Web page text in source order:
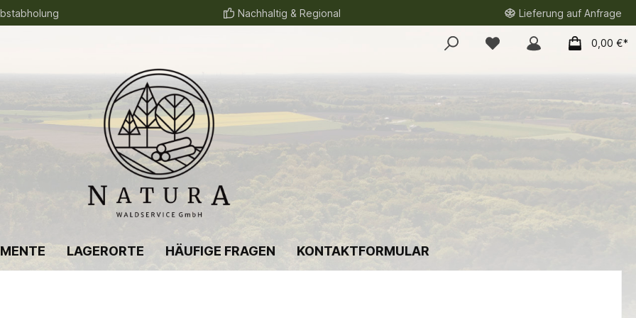
Nachhaltig & Regional Lieferung auf Anfrage
0,00 €*
LAGERORTE HÄUFIGE FRAGEN KONTAKTFORMULAR